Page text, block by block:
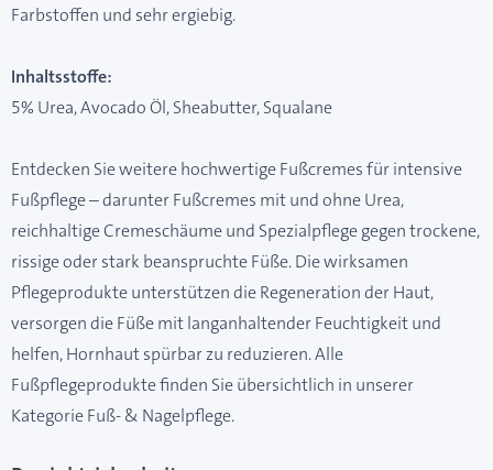
Farbstoffen und sehr ergiebig.
Inhaltsstoffe:
5% Urea, Avocado Öl, Sheabutter, Squalane
Entdecken Sie weitere hochwertige Fußcremes für intensive
Fußpflege – darunter Fußcremes mit und ohne Urea,
reichhaltige Cremeschäume und Spezialpflege gegen trockene,
rissige oder stark beanspruchte Füße. Die wirksamen
Pflegeprodukte unterstützen die Regeneration der Haut,
versorgen die Füße mit langanhaltender Feuchtigkeit und
helfen, Hornhaut spürbar zu reduzieren. Alle
Fußpflegeprodukte finden Sie übersichtlich in unserer
KategorieFuß- & Nagelpflege.